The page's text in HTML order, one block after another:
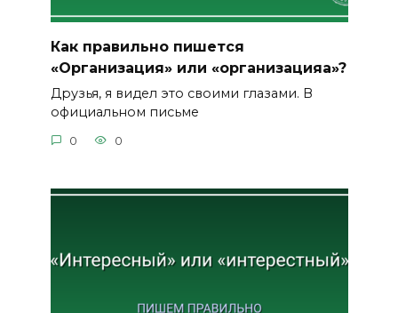
Как правильно пишется
«Организация» или «организацияа»?
Друзья, я видел это своими глазами. В
официальном письме
0 0